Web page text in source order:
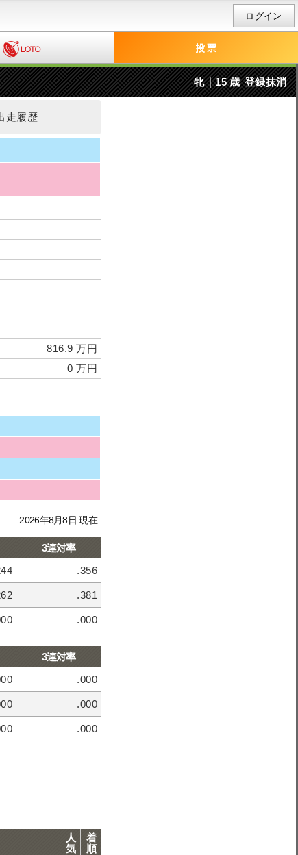
ログイン
牝｜15 歳 登録抹消
走履歴
816.9 万円
0 万円
2026年8月8日 現在
3連対率
.356
.381
.000
3連対率
.000
.000
.000
人
気
着
順